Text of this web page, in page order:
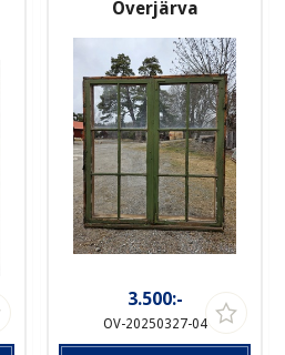
Överjärva
3.500:-
OV-20250327-04